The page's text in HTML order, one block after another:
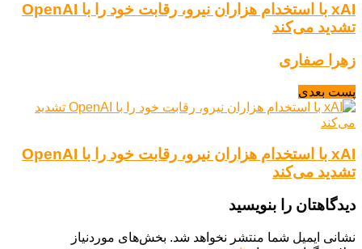
xAI با استخدام هزاران نیرو، رقابت خود را با OpenAI
تشدید می‌کند
زهرا صفاری
پست بعدی
xAI با استخدام هزاران نیرو، رقابت خود را با OpenAI
تشدید می‌کند
دیدگاهتان را بنویسید
نشانی ایمیل شما منتشر نخواهد شد. بخش‌های موردنیاز